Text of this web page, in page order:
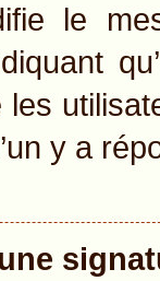
le
les
y a